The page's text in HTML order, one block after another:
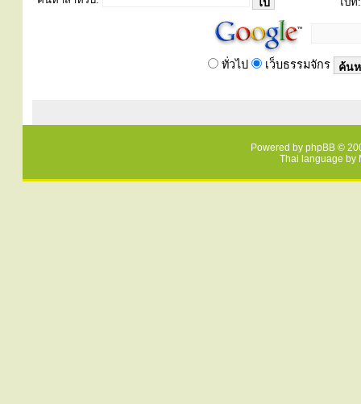
ทั่วไป เว็บธรรมจักร
Powered by phpBB ©
Thai language by